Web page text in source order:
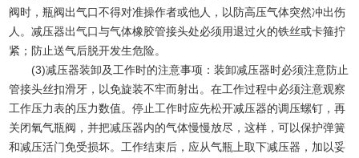
阀时，瓶阀出气口不得对准操作者或他人，以防高压气体突然冲出伤
人。减压器出气口与气体橡胶管接头处必须用退过火的铁丝或卡箍拧
紧；防止送气后脱开发生危险。
(3)减压器装卸及工作时的注意事项：装卸减压器时必须注意防止
管接头丝扣滑牙，以免旋装不牢而射出。在工作过程中必须注意观察
工作压力表的压力数值。停止工作时应先松开减压器的调压螺钉，再
关闭氧气瓶阀，并把减压器内的气体慢慢放尽，这样，可以保护弹簧
和减压活门免受损坏。工作结束后，应从气瓶上取下减压器，加以妥